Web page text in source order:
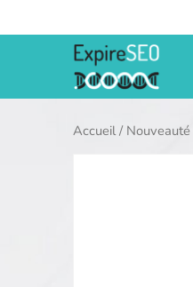
au
Accueil/ Nouveauté